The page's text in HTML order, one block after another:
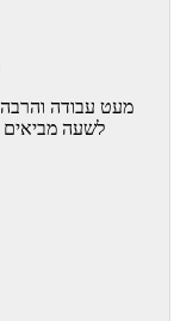
לשעה מביאים